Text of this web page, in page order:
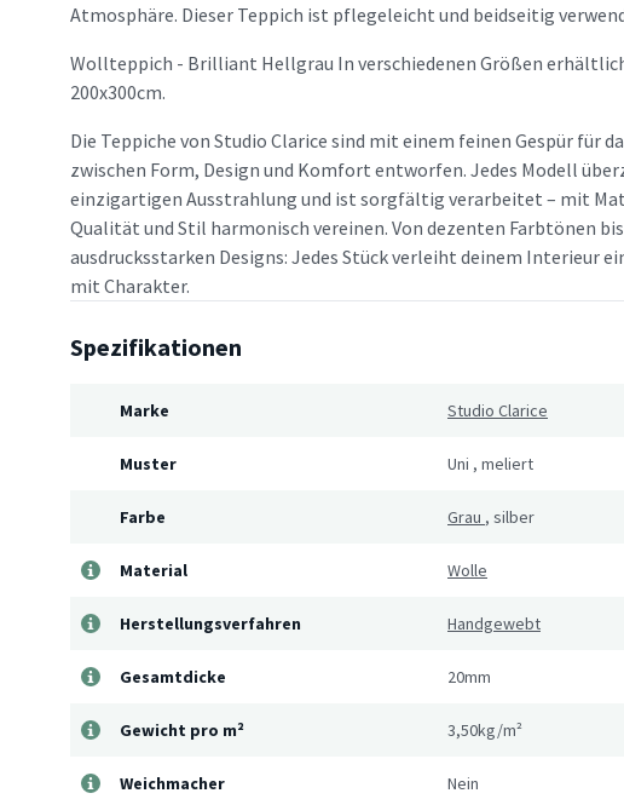
Atmosphäre. Dieser Teppich ist pflegeleicht und beidseitig
Wollteppich - Brilliant Hellgrau In verschiedenen Größen
200x300cm.
Die Teppiche von Studio Clarice sind mit einem feinen Gespür für
zwischen Form, Design und Komfort entworfen. Jedes Modell
einzigartigen Ausstrahlung und ist sorgfältig verarbeitet – mit
Qualität und Stil harmonisch vereinen. Von dezenten Farbtönen
ausdrucksstarken Designs: Jedes Stück verleiht deinem Interieur
mit Charakter.
Spezifikationen
Marke Studio Clarice
Muster Uni , meliert
Farbe Grau , silber
Material Wolle
Herstellungsverfahren Handgewebt
Gesamtdicke 20mm
Gewicht pro m² 3,50kg/m²
Weichmacher Nein